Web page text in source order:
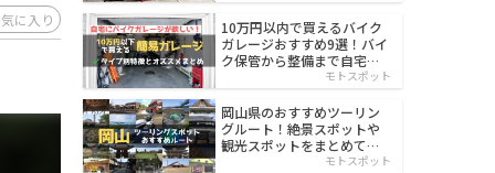
に入り
10万円以内で買えるバイク
ガレージおすすめ9選！バイ
ク保管から整備まで自宅で
モトスポット
岡山県のおすすめツーリン
グルート！絶景スポットや
観光スポットをまとめて紹
モトスポット